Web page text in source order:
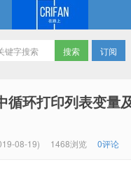
订阅
循环打印列表变量
08-19) 1468浏览 0评论